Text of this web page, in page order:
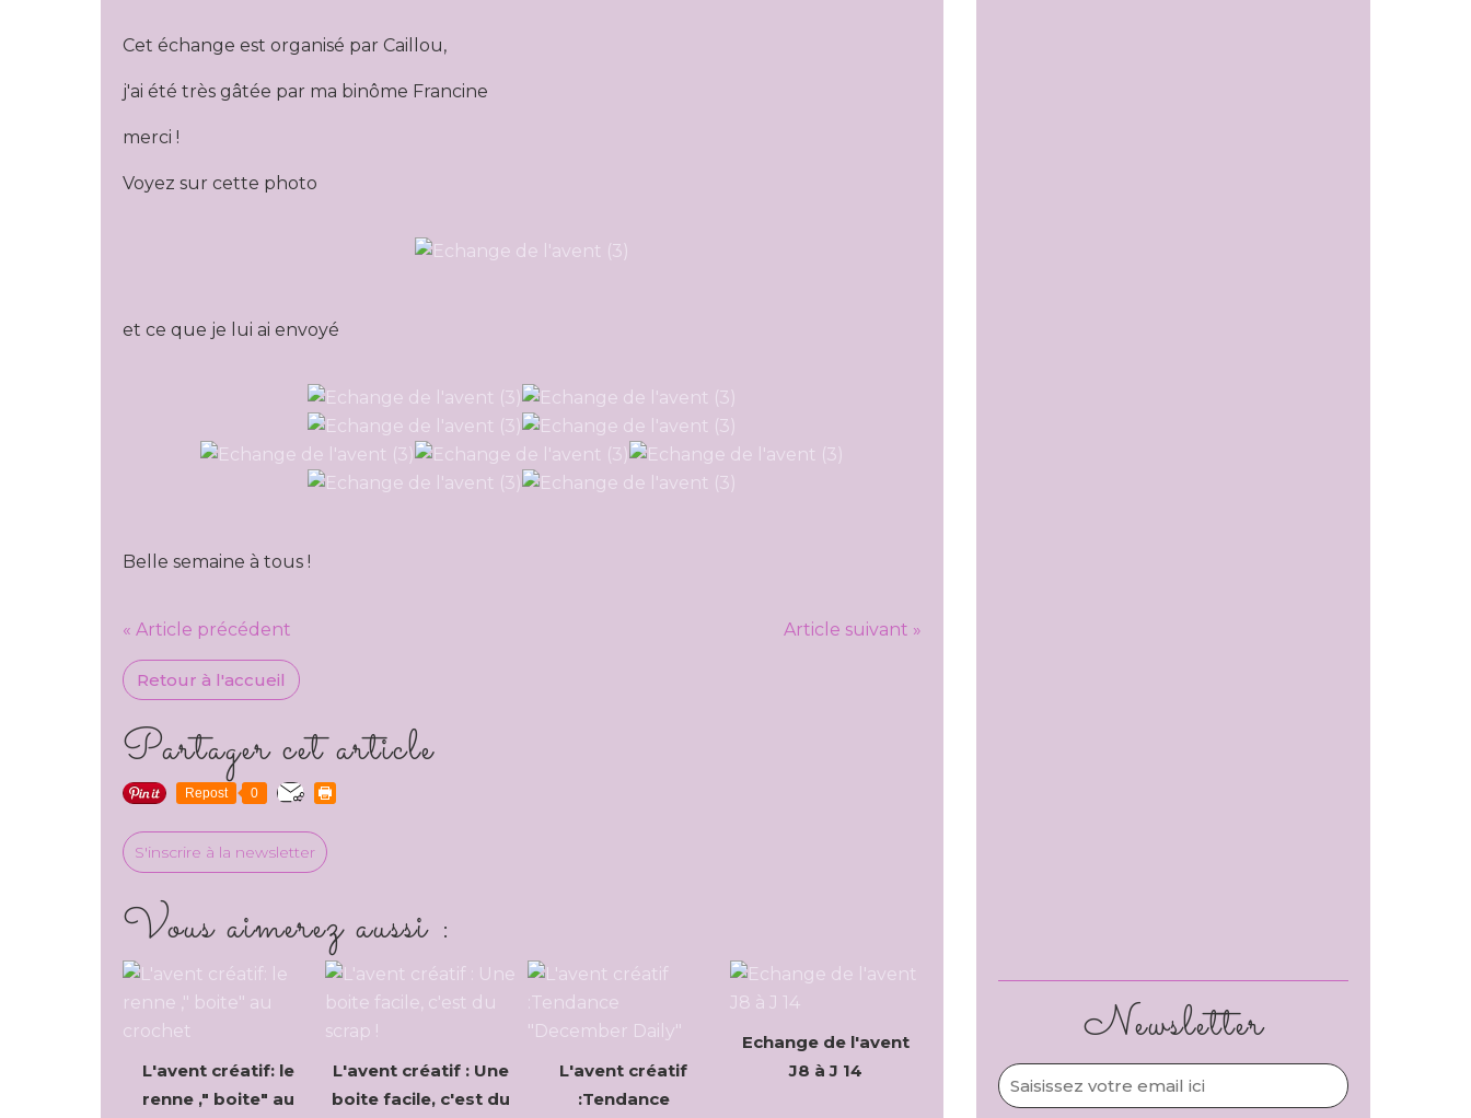
Cet échange est organisé par Caillou,
j'ai été très gâtée par ma binôme Francine
merci !
Voyez sur cette photo
et ce que je lui ai envoyé
Belle semaine à tous !
« Article précédent Article suivant »
Retour à l'accueil
Partager cet article
Repost 0
S'inscrire à la newsletter
Vous aimerez aussi :
L'avent créatif: le
renne ," boite" au
L'avent créatif : Une
boite facile, c'est du
L'avent créatif
:Tendance
Echange de l'avent
J8 à J 14
Newsletter